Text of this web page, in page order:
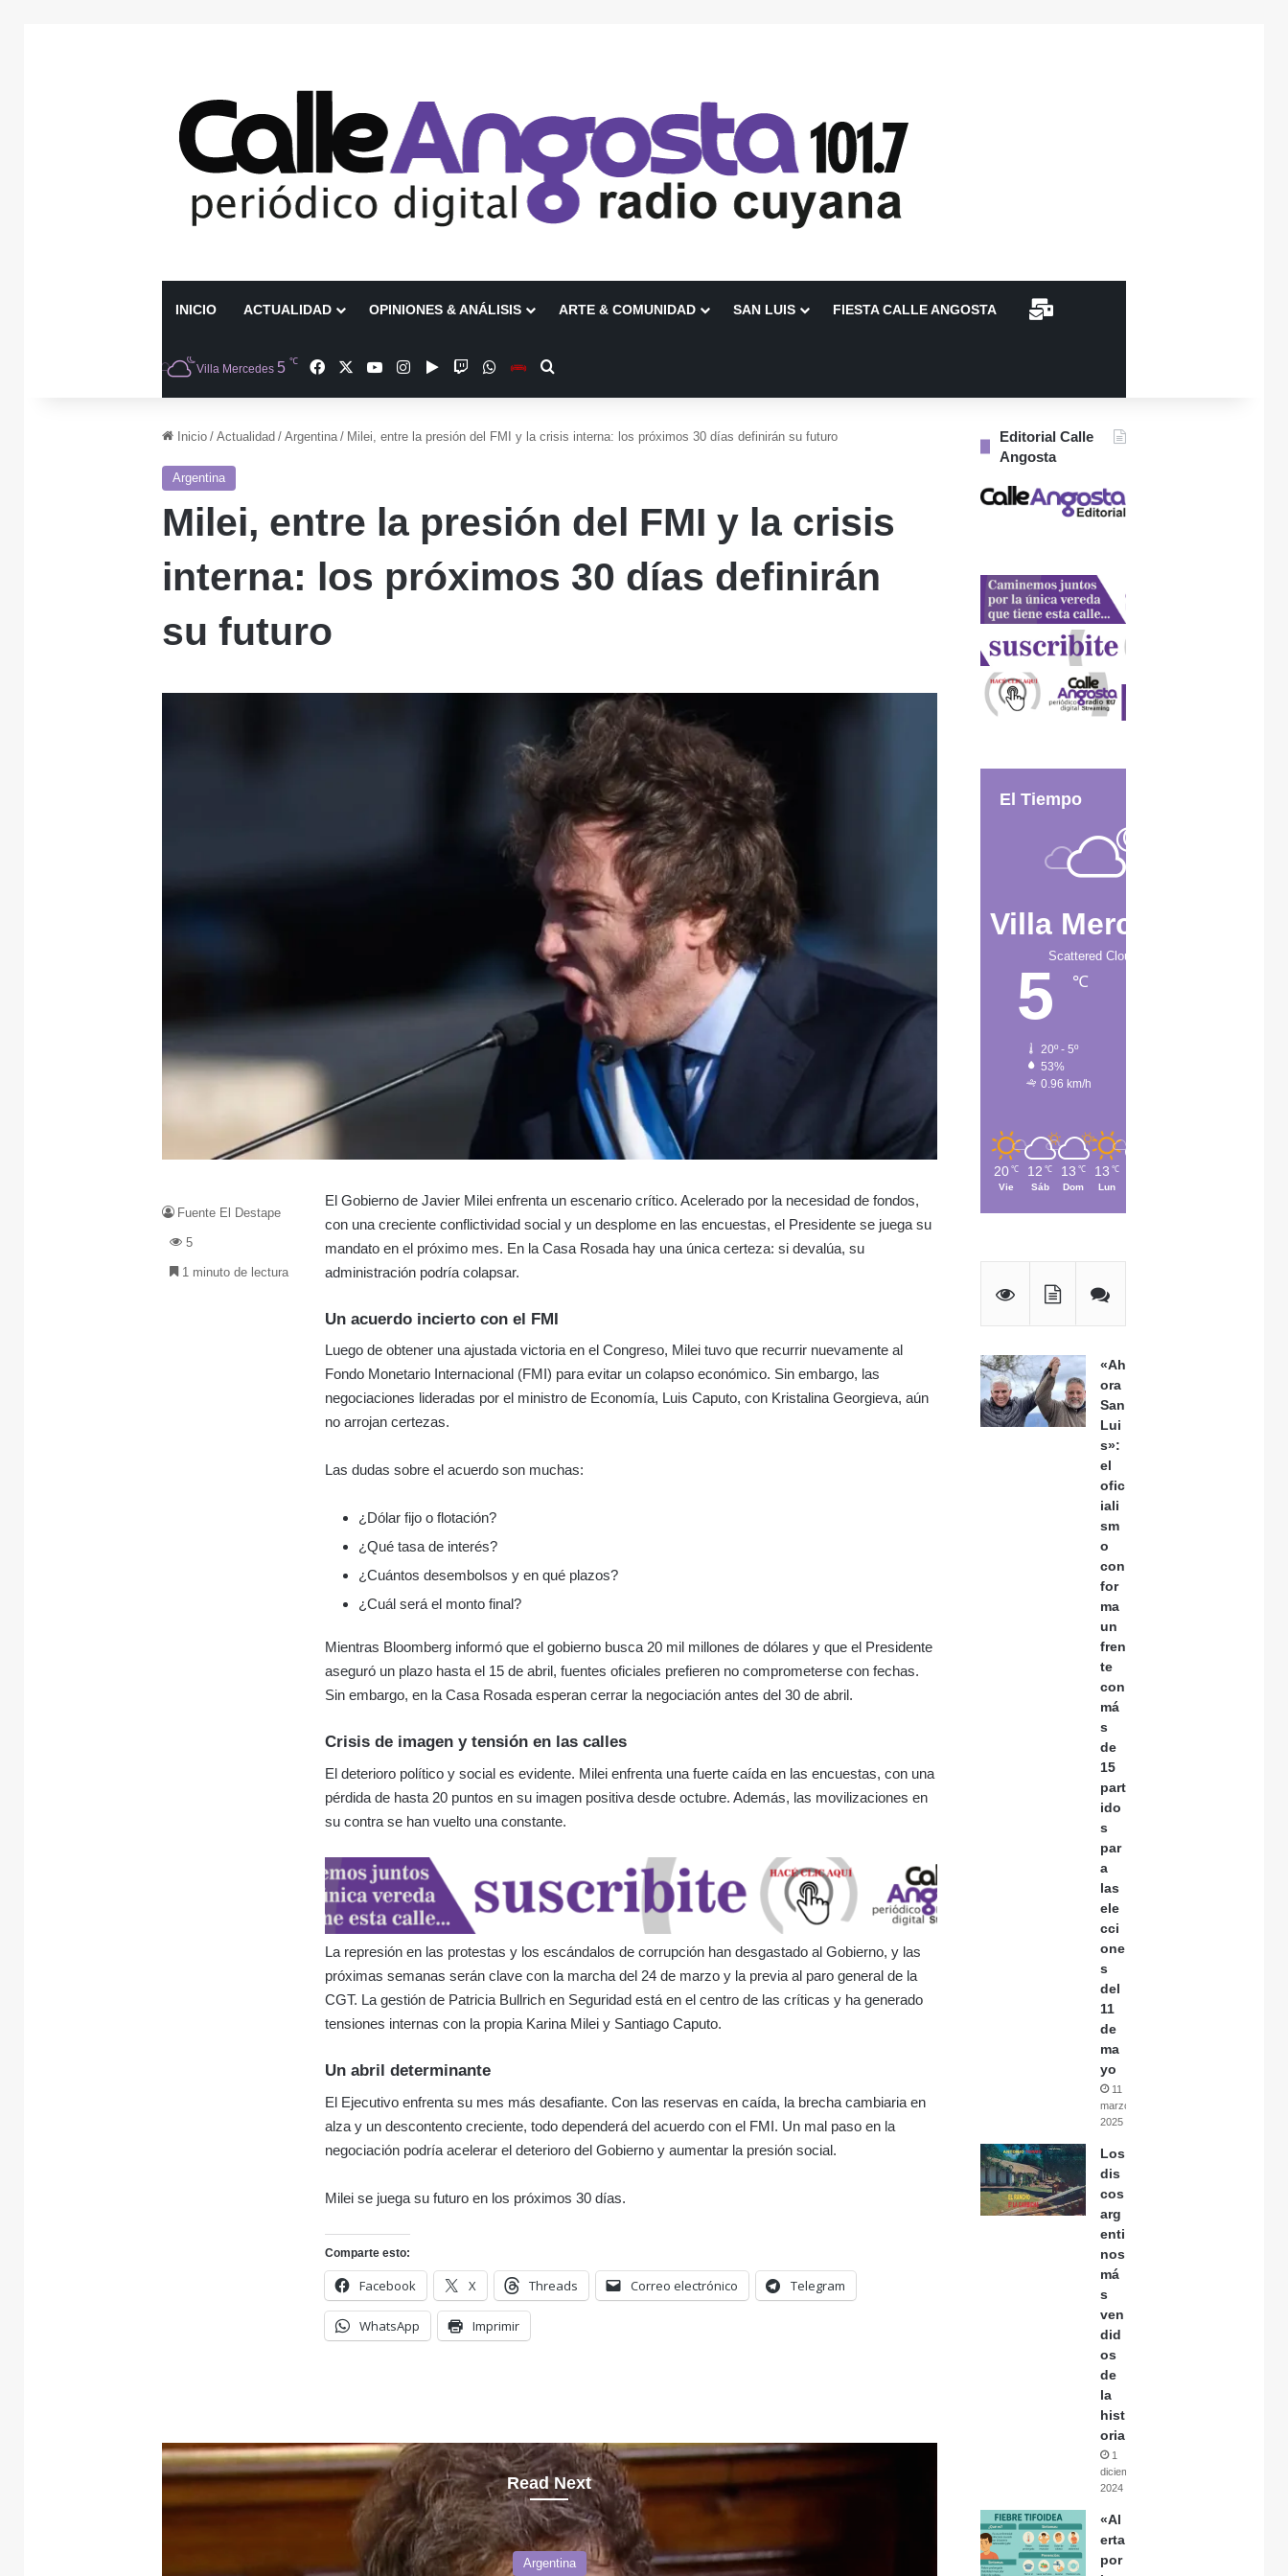
INICIO ACTUALIDAD OPINIONES & ANÁLISIS ARTE & COMUNIDAD SAN LUIS FIESTA CALLE ANGOSTA CONTACTO
Villa Mercedes 5 ℃ FacebookYouTubeInstagramGoogle Play
TwitchWhatsAppEscuchanos en Vivo
Inicio / Actualidad / Argentina / Milei, entre la presión del FMI y la crisis interna: los próximos 30 días definirán su futuro
Argentina
Milei, entre la presión del FMI y la crisis
interna: los próximos 30 días definirán
su futuro
El Gobierno de Javier Milei enfrenta un escenario crítico. Acelerado por la necesidad de fondos,
con una creciente conflictividad social y un desplome en las encuestas, el Presidente se juega su
mandato en el próximo mes. En la Casa Rosada hay una única certeza: si devalúa, su
administración podría colapsar.
Un acuerdo incierto con el FMI
Luego de obtener una ajustada victoria en el Congreso, Milei tuvo que recurrir nuevamente al
Fondo Monetario Internacional (FMI) para evitar un colapso económico. Sin embargo, las
negociaciones lideradas por el ministro de Economía, Luis Caputo, con Kristalina Georgieva, aún
no arrojan certezas.
Las dudas sobre el acuerdo son muchas:
¿Dólar fijo o flotación?
¿Qué tasa de interés?
¿Cuántos desembolsos y en qué plazos?
¿Cuál será el monto final?
Mientras Bloomberg informó que el gobierno busca 20 mil millones de dólares y que el Presidente
aseguró un plazo hasta el 15 de abril, fuentes oficiales prefieren no comprometerse con fechas.
Sin embargo, en la Casa Rosada esperan cerrar la negociación antes del 30 de abril.
Crisis de imagen y tensión en las calles
El deterioro político y social es evidente. Milei enfrenta una fuerte caída en las encuestas, con una
pérdida de hasta 20 puntos en su imagen positiva desde octubre. Además, las movilizaciones en
su contra se han vuelto una constante.
La represión en las protestas y los escándalos de corrupción han desgastado al Gobierno, y las
próximas semanas serán clave con la marcha del 24 de marzo y la previa al paro general de la
CGT. La gestión de Patricia Bullrich en Seguridad está en el centro de las críticas y ha generado
tensiones internas con la propia Karina Milei y Santiago Caputo.
Un abril determinante
El Ejecutivo enfrenta su mes más desafiante. Con las reservas en caída, la brecha cambiaria en
alza y un descontento creciente, todo dependerá del acuerdo con el FMI. Un mal paso en la
negociación podría acelerar el deterioro del Gobierno y aumentar la presión social.
Milei se juega su futuro en los próximos 30 días.
Comparte esto:
Facebook X Threads Correo electrónico Telegram
WhatsApp Imprimir
Fuente El Destape
5
1 minuto de lectura
Read Next
Argentina
Editorial Calle
Angosta
El Tiempo
Villa Mercedes
Scattered Clouds
5 ℃
20º - 5º
53%
0.96 km/h
20 ℃
Vie
12 ℃
Sáb
13 ℃
Dom
13 ℃
Lun
«Ah
ora
San
Lui
s»:
el
ofic
iali
sm
o
con
for
ma
un
fren
te
con
má
s
de
15
part
ido
s
par
a
las
ele
cci
one
s
del
11
de
ma
yo
11
marzo,
2025
Los
dis
cos
arg
enti
nos
má
s
ven
did
os
de
la
hist
oria
1
diciembre,
2024
«Al
erta
por